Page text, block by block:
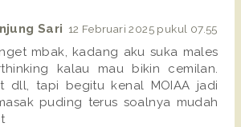
Sari 12 Februari 2025 pukul 07.55
mbak, kadang aku suka males
kalau mau bikin cemilan.
dll, tapi begitu kenal MOIAA jadi
puding terus soalnya mudah